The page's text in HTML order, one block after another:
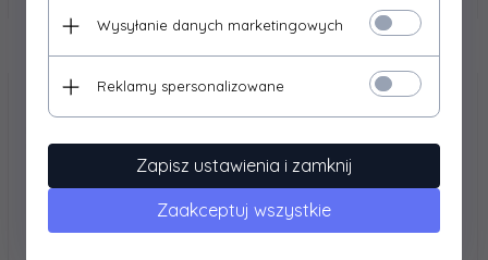
Promocja
Wysyłanie danych marketingowych
Reklamy spersonalizowane
Zapisz ustawienia i zamknij
Zaakceptuj wszystkie